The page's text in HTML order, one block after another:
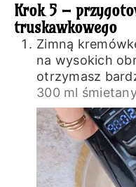
Krok 5 –
truskawkowego
Zimną
na wysokich
otrzymasz
300 ml